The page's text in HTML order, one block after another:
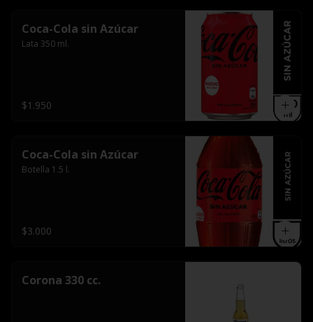
Coca-Cola sin Azúcar
Lata 350 ml.
$1.950
Coca-Cola sin Azúcar
Botella 1.5 l.
$3.000
Corona 330 cc.